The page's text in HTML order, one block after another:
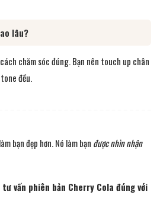
lâu?
chăm sóc đúng. Bạn nên touch up chân
đều.
bạn đẹp hơn. Nó làm bạn được nhìn nhận
vấn phiên bản Cherry Cola đúng với